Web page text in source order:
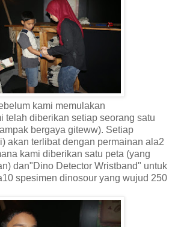
kami memulakan
telah diberikan setiap seorang satu
bergaya giteww). Setiap
akan terlibat dengan permainan ala2
kami diberikan satu peta (yang
dan"Dino Detector Wristband" untuk
spesimen dinosour yang wujud 250